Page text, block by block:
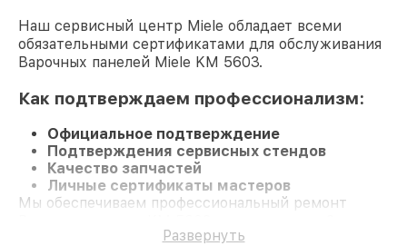
Наш сервисный центр Miele обладает всеми
обязательными сертификатами для обслуживания
Варочных панелей Miele KM 5603.
Как подтверждаем профессионализм:
Официальное подтверждение
Подтверждения сервисных стендов
Качество запчастей
Личные сертификаты мастеров
Мы обеспечиваем профессиональный ремонт
Развернуть